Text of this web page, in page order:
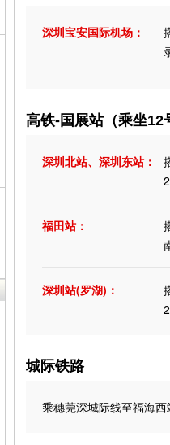
深圳宝安国际机场：
高铁-国展站（乘坐12
深圳北站、深圳东站：
福田站：
深圳站(罗湖)：
城际铁路
乘穗莞深城际线至福海